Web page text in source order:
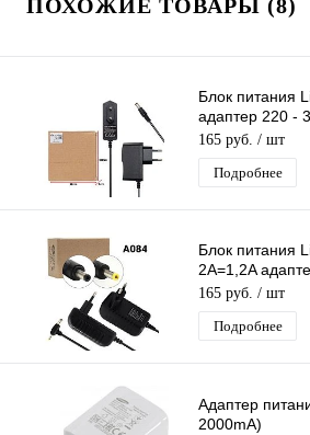
ПОХОЖИЕ ТОВАРЫ (8)
Блок питания
адаптер 220 -
штекер 5.5*2,5
165 руб. / шт
Подробнее
Блок питания
2А=1,2A
штекер 5,5*2,5/
165 руб. / шт
Подробнее
Адаптер
2000mA)